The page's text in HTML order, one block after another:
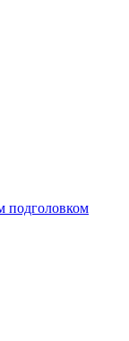
подголовком